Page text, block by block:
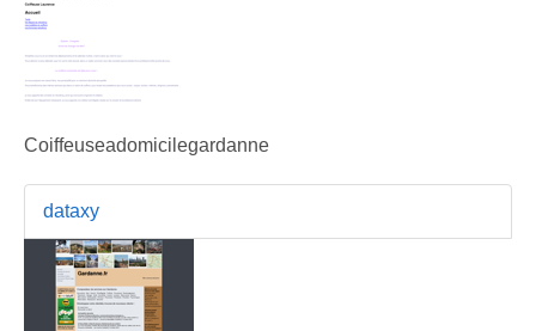
Coiffeuseadomicilegardanne
dataxy